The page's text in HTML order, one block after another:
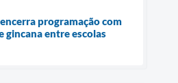
programação com
gincana entre escolas